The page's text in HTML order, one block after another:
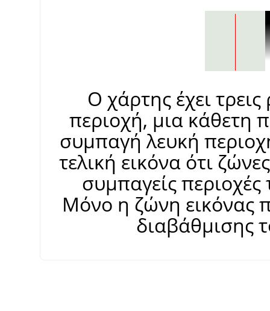
Ο χάρτης έχει
περιοχή, μια κάθετη
συμπαγή λευκή
τελική εικόνα ότι
συμπαγείς περιοχές
Μόνο η ζώνη εικόνας
διαβάθμισης